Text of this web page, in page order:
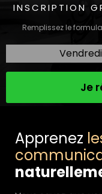
INSCRIPTION
Remplissez le
Je
Apprenez